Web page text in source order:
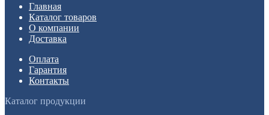
Главная
Каталог товаров
О компании
Доставка
Оплата
Гарантия
Контакты
Каталог продукции